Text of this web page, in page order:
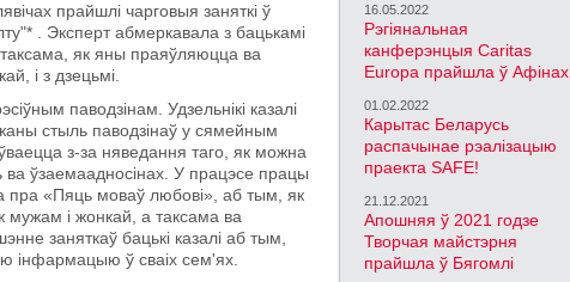
16.05.2022
Рэгіянальная
канферэнцыя Caritas
Europa прайшла ў Афінах
01.02.2022
Карытас Беларусь
распачынае рэалізацыю
праекта SAFE!
21.12.2021
Апошняя ў 2021 годзе
Творчая майстэрня
прайшла ў Бягомлі
прайшлі чарговыя заняткі ў
. Эксперт абмеркавала з бацькамі
як яны праяўляюцца ва
і з дзецьмі.
паводзінам. Удзельнікі казалі
стыль паводзінаў у сямейным
з-за няведання таго, як можна
ўзаемаадносінах. У працэсе працы
пра «Пяць моваў любові», аб тым, як
мужам і жонкай, а таксама ва
заняткаў бацькі казалі аб тым,
інфармацыю ў сваіх сем'ях.